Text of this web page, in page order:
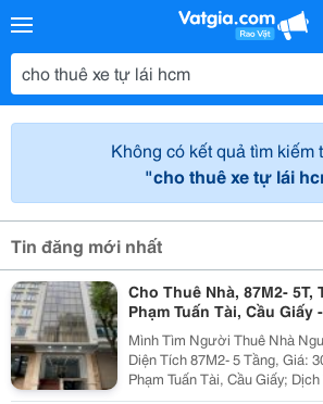
Không có kết quả tìm kiếm
"cho thuê xe tự lái
Tin đăng mới nhất
Cho Thuê Nhà, 87M2- 5T,
Phạm Tuấn Tài, Cầu Giấy
Mình Tìm Người Thuê Nhà
Diện Tích 87M2- 5 Tầng, Giá:
Phạm Tuấn Tài, Cầu Giấy; Dịch
Liên Hệ Trực Tiếp Chủ Nhà: